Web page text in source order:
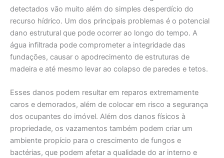
detectados vão muito além do simples desperdício do
recurso hídrico. Um dos principais problemas é o potencial
dano estrutural que pode ocorrer ao longo do tempo. A
água infiltrada pode comprometer a integridade das
fundações, causar o apodrecimento de estruturas de
madeira e até mesmo levar ao colapso de paredes e tetos.
Esses danos podem resultar em reparos extremamente
caros e demorados, além de colocar em risco a segurança
dos ocupantes do imóvel. Além dos danos físicos à
propriedade, os vazamentos também podem criar um
ambiente propício para o crescimento de fungos e
bactérias, que podem afetar a qualidade do ar interno e